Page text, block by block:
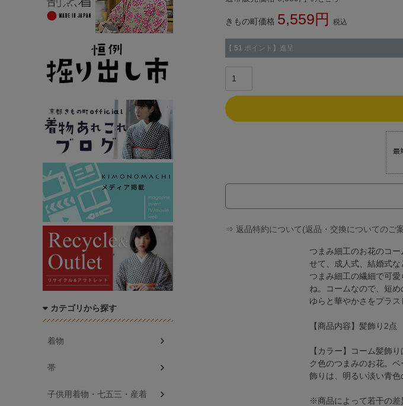
きもの町価格 5,559 税込
【 51 ポイント】進呈
⇒ 返品特約について(返品・交換についてのご
つまみ細工のお花のコ
せて、成人式、結婚式な
つまみ細工の繊細で可
ね。コームなので、短
ゆらと華やかさをプラ
【商品内容】髪飾り2点
【カラー】コーム髪飾
ク色のつまみのお花。
飾りは、明るい淡い青色
※商品によって若干の差
カテゴリから探す
着物
帯
子供用着物・七五三・産着